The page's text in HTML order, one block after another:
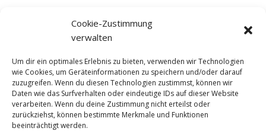
Cookie-Zustimmung
verwalten
Um dir ein optimales Erlebnis zu bieten, verwenden wir Technologien
wie Cookies, um Geräteinformationen zu speichern und/oder darauf
zuzugreifen. Wenn du diesen Technologien zustimmst, können wir
Daten wie das Surfverhalten oder eindeutige IDs auf dieser Website
verarbeiten. Wenn du deine Zustimmung nicht erteilst oder
zurückziehst, können bestimmte Merkmale und Funktionen
beeinträchtigt werden.